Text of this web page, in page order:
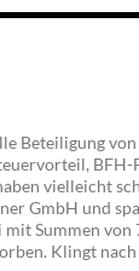
Beteiligung
BFH-
vielleicht
GmbH und
Summen von
Klingt